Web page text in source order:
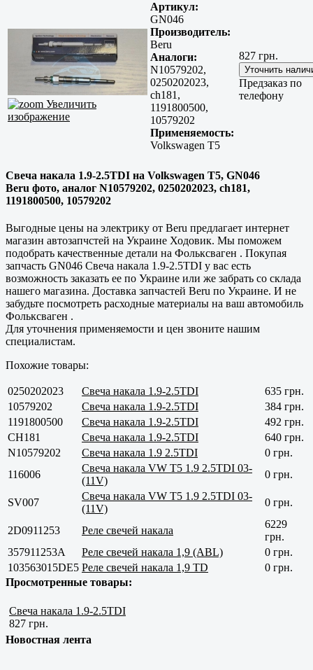
Увеличить
изображение
Артикул:
GN046
Производитель:
Beru
Аналоги:
N10579202,
0250202023,
ch181,
1191800500,
10579202
Применяемость:
Volkswagen T5
827 грн.
Предзаказ по
телефону
Свеча накала 1.9-2.5TDI на Volkswagen T5, GN046
Beru фото, аналог N10579202, 0250202023, ch181,
1191800500, 10579202
Выгодные цены на электрику от Beru предлагает интернет
магазин автозапчстей на Украине Ходовик. Мы поможем
подобрать качественные детали на Фольксваген . Покупая
запчасть GN046 Свеча накала 1.9-2.5TDI у вас есть
возможность заказать ее по Украине или же забрать со склада
нашего магазина. Доставка запчастей Beru по Украине. И не
забудьте посмотреть расходные материалы на ваш автомобиль
Фольксваген .
Для уточнения применяемости и цен звоните нашим
специалистам.
Похожие товары:
0250202023 Свеча накала 1.9-2.5TDI
635 грн.
10579202
Свеча накала 1.9-2.5TDI
384 грн.
1191800500
Свеча накала 1.9-2.5TDI
492 грн.
CH181
Свеча накала 1.9-2.5TDI
640 грн.
N10579202
Свеча накала 1.9 2.5TDI
0 грн.
116006
Свеча накала VW T5 1.9 2.5TDI 03-
(11V)
0 грн.
SV007
Свеча накала VW T5 1.9 2.5TDI 03-
(11V)
0 грн.
2D0911253 Реле свечей накала
6229
грн.
357911253A
Реле свечей накала 1,9 (ABL)
0 грн.
103563015DE5 Реле свечей накала 1,9 TD
0 грн.
Просмотренные товары:
Свеча накала 1.9-2.5TDI
827 грн.
Новостная лента